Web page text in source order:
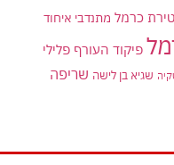
כרמל מתנדבי איחוד
פיקוד העורף פלילי
שגיא בן לישה שריפה